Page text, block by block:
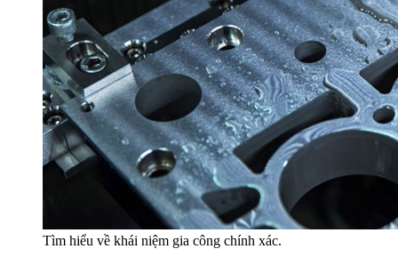
Tìm hiểu về khái niệm gia công chính xác.